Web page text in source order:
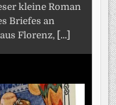
kleine Roman
Briefes an
Florenz, [...]